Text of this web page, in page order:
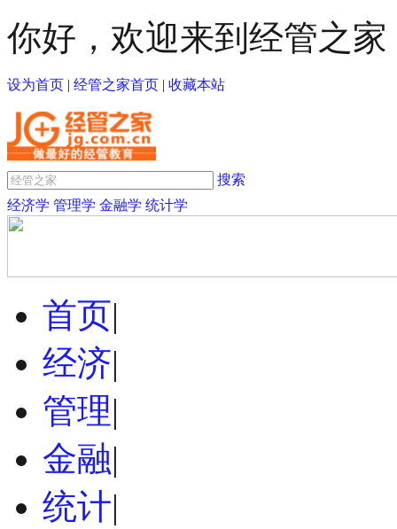
你好，欢迎来到经管之家
设为首页 | 经管之家首页 | 收藏本站
搜索
经济学 管理学 金融学 统计学
首页|
经济|
管理|
金融|
统计|